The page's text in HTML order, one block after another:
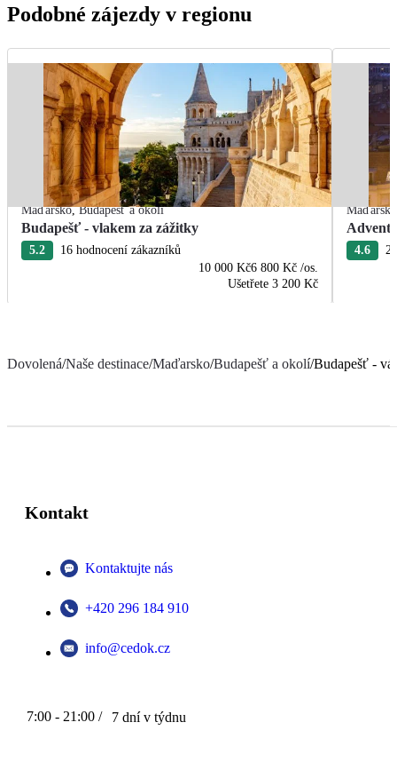
Podobné zájezdy v regionu
Maďarsko,Budapešť a okolí
Budapešť - vlakem za zážitky
5.2
16 hodnocení zákazníků
10 000 Kč6 800 Kč /os.
Ušetřete 3 200 Kč
Maďarsko
Advent
4.6
Dovolená/Naše destinace/Maďarsko/Budapešť a okolí/Budapešť -
Kontakt
Kontaktujte nás
+420 296 184 910
info@cedok.cz
7:00 - 21:00 / 7 dní v týdnu